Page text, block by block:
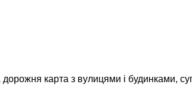
карта з вулицями і будинками,